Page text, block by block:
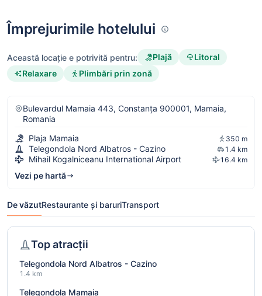
Împrejurimile hotelului
Această locație e potrivită pentru: Plajă
Litoral
Relaxare
Plimbări prin zonă
Bulevardul Mamaia 443, Constanța 900001, Mamaia,
Romania
Plaja Mamaia
350 m
Telegondola Nord Albatros - Cazino 1.4 km
Mihail Kogalniceanu International Airport 16.4 km
Vezi pe hartă
De văzutRestaurante și baruriTransport
Top atracții
Telegondola Nord Albatros - Cazino
1.4 km
Telegondola Mamaia